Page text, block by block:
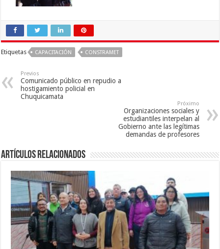
Etiquetas CAPACITACIÓN CONSTRAMET
Previos
Comunicado público en repudio a
hostigamiento policial en
Chuquicamata
Próximo
Organizaciones sociales y
estudiantiles interpelan al
Gobierno ante las legítimas
demandas de profesores
Artículos Relacionados